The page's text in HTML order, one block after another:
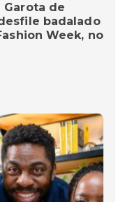
Garota de
badalado
Week, no